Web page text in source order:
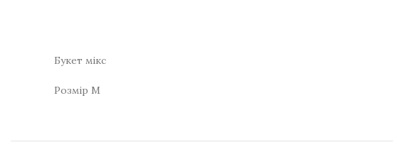
Букет мікс
Розмір М